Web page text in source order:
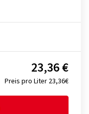
Preis pro Liter 23,36€
23,36 €